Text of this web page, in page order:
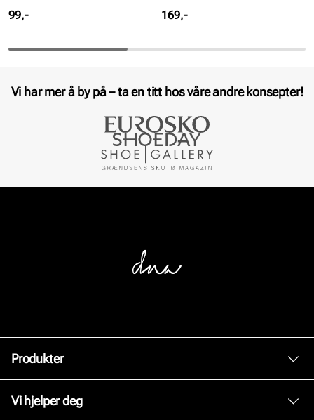
Pris
99,- Pris
169,-
Vi har mer å by på – ta en titt hos våre andre konsepter!
Produkter
Vi hjelper deg